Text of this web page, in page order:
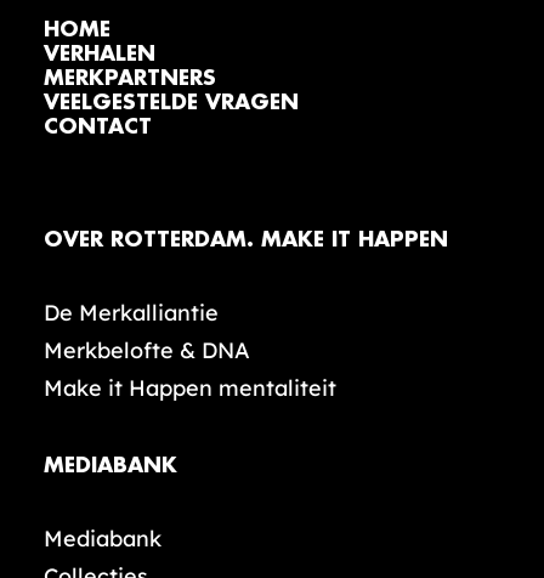
HOME
VERHALEN
MERKPARTNERS
VEELGESTELDE VRAGEN
CONTACT
OVER ROTTERDAM. MAKE IT HAPPEN
De Merkalliantie
Merkbelofte & DNA
Make it Happen mentaliteit
MEDIABANK
Mediabank